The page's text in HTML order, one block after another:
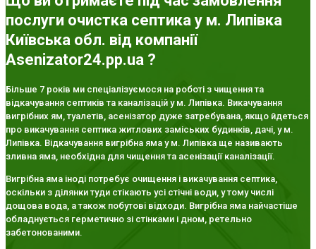
послуги очистка септика у м. Липівка
Київська обл. від компанії
Asenizator24.pp.ua ?
Більше 7 років ми спеціалізуємося на роботі з чищення та
відкачування септиків та каналізацій у м. Липівка. Викачування
вигрібних ям, туалетів, асенізатор дуже затребувана, якщо йдеться
про викачування септика житлових заміських будинків, дачі, у м.
Липівка. Відкачування вигрібна яма у м. Липівка ще називають
зливна яма, необхідна для чищення та асенізації каналізації.
Вигрібна яма іноді потребує очищення і викачування септика,
оскільки з ділянки туди стікають усі стічні води, у тому числі
дощова вода, а також побутові відходи. Вигрібна яма найчастіше
обладнується герметично зі стінками і дном, ретельно
забетонованими.